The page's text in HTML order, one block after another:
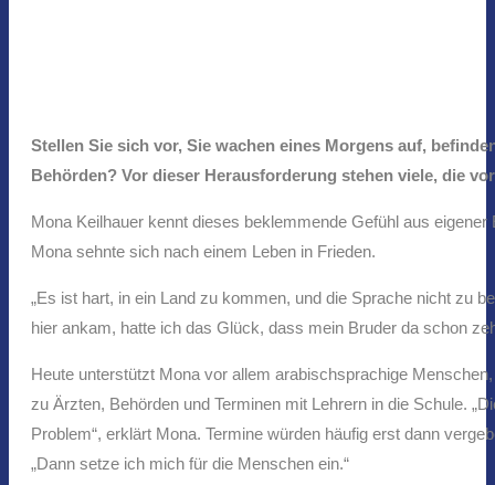
Stellen Sie sich vor, Sie wachen eines Morgens auf,
Behörden? Vor dieser Herausforderung stehen viele, die
Mona Keilhauer kennt dieses beklemmende Gefühl aus
Mona sehnte sich nach einem Leben in Frieden.
„Es ist hart, in ein Land zu kommen, und die Sprache nicht zu
hier ankam, hatte ich das Glück, dass mein Bruder da schon
Heute unterstützt Mona vor allem arabischsprachige
zu Ärzten, Behörden und Terminen mit Lehrern in die Schule.
Problem“, erklärt Mona. Termine würden häufig erst dann
„Dann setze ich mich für die Menschen ein.“